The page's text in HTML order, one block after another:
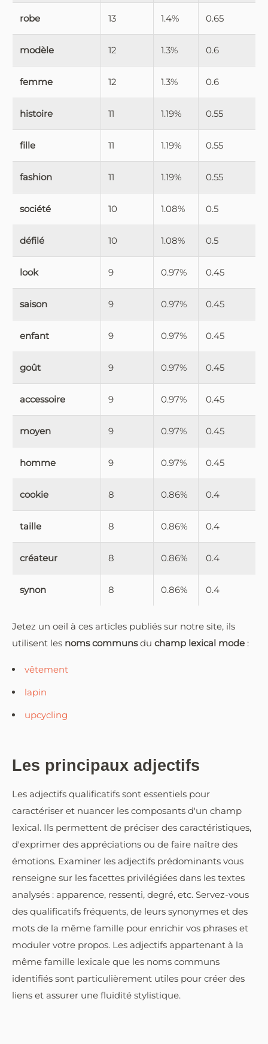
robe 13 1.4% 0.65
modèle 12 1.3% 0.6
femme 12 1.3% 0.6
histoire 11 1.19% 0.55
fille 11 1.19% 0.55
fashion 11 1.19% 0.55
société 10 1.08% 0.5
défilé 10 1.08% 0.5
look 9 0.97% 0.45
saison 9 0.97% 0.45
enfant 9 0.97% 0.45
goût 9 0.97% 0.45
accessoire 9 0.97% 0.45
moyen 9 0.97% 0.45
homme 9 0.97% 0.45
cookie 8 0.86% 0.4
taille 8 0.86% 0.4
créateur 8 0.86% 0.4
synon 8 0.86% 0.4
Jetez un oeil à ces articles publiés sur notre site, ils
utilisent les noms communsdu champ lexical mode :
vêtement
lapin
upcycling
Les principaux adjectifs
Les adjectifs qualificatifs sont essentiels pour
caractériser et nuancer les composants d'un champ
lexical. Ils permettent de préciser des caractéristiques,
d'exprimer des appréciations ou de faire naître des
émotions. Examiner les adjectifs prédominants vous
renseigne sur les facettes privilégiées dans les textes
analysés : apparence, ressenti, degré, etc. Servez-vous
des qualificatifs fréquents, de leurs synonymes et des
mots de la même famille pour enrichir vos phrases et
moduler votre propos. Les adjectifs appartenant à la
même famille lexicale que les noms communs
identifiés sont particulièrement utiles pour créer des
liens et assurer une fluidité stylistique.